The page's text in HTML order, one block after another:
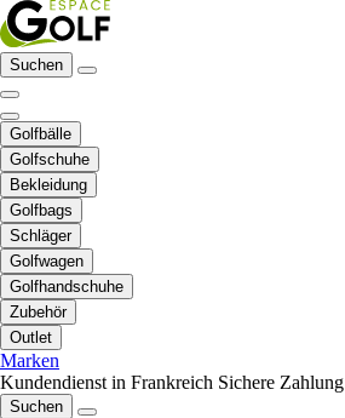
Suchen
Golfbälle
Golfschuhe
Bekleidung
Golfbags
Schläger
Golfwagen
Golfhandschuhe
Zubehör
Outlet
Marken
Kundendienst in Frankreich Sichere Zahlung
Suchen